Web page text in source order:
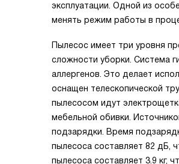
эксплуатации. Одной из
менять режим работы в
Пылесос имеет три уровня
сложности уборки. Система
аллергенов. Это делает
оснащен телескопической
пылесосом идут
мебельной обивки.
подзарядки. Время
пылесоса составляет 82 дБ,
пылесоса составляет 3.9 кг,